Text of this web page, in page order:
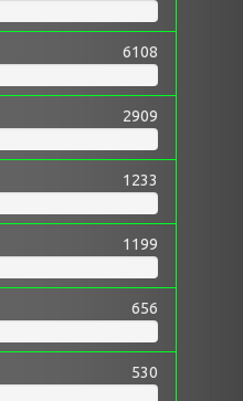
6108
2909
1233
1199
656
530